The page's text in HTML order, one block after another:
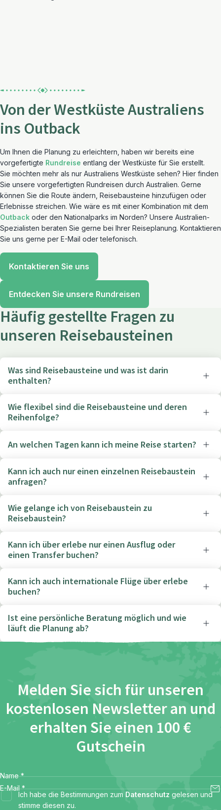
Von der Westküste Australiens
ins Outback
Um Ihnen die Planung zu erleichtern, haben wir bereits eine
vorgefertigte Rundreise entlang der Westküste für Sie erstellt.
Sie möchten mehr als nur Australiens Westküste sehen? Hier finden
Sie unsere vorgefertigten Rundreisen durch Australien. Gerne
können Sie die Route ändern, Reisebausteine hinzufügen oder
Erlebnisse streichen. Wie wäre es mit einer Kombination mit dem
Outback oder den Nationalparks im Norden? Unsere Australien-
Spezialisten beraten Sie gerne bei Ihrer Reiseplanung. Kontaktieren
Sie uns gerne per E-Mail oder telefonisch.
Kontaktieren Sie uns
Entdecken Sie unsere Rundreisen
Häufig gestellte Fragen zu
unseren Reisebausteinen
Was sind Reisebausteine und was ist darin
enthalten?
Wie flexibel sind die Reisebausteine und deren
Reihenfolge?
An welchen Tagen kann ich meine Reise starten?
Kann ich auch nur einen einzelnen Reisebaustein
anfragen?
Wie gelange ich von Reisebaustein zu
Reisebaustein?
Kann ich über erlebe nur einen Ausflug oder
einen Transfer buchen?
Kann ich auch internationale Flüge über erlebe
buchen?
Ist eine persönliche Beratung möglich und wie
läuft die Planung ab?
Melden Sie sich für unseren
kostenlosen Newsletter an und
erhalten Sie einen 100 €
Gutschein
Name *
E-Mail *
Ich habe die Bestimmungen zum Datenschutz gelesen und
stimme diesen zu.